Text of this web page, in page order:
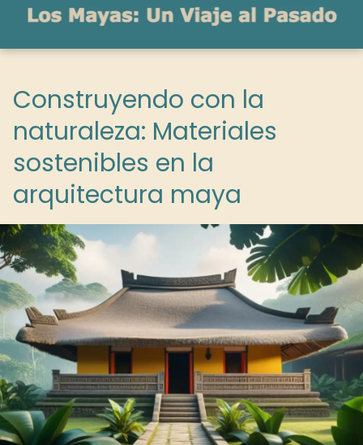
Construyendo con la
naturaleza: Materiales
sostenibles en la
arquitectura maya